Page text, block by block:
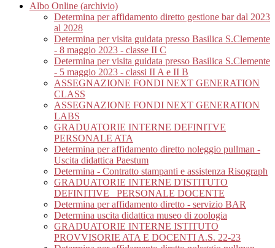
Albo Online (archivio)
Determina per affidamento diretto gestione bar dal 2023
al 2028
Determina per visita guidata presso Basilica S.Clemente
- 8 maggio 2023 - classe II C
Determina per visita guidata presso Basilica S.Clemente
- 5 maggio 2023 - classi II A e II B
ASSEGNAZIONE FONDI NEXT GENERATION
CLASS
ASSEGNAZIONE FONDI NEXT GENERATION
LABS
GRADUATORIE INTERNE DEFINITVE
PERSONALE ATA
Determina per affidamento diretto noleggio pullman -
Uscita didattica Paestum
Determina - Contratto stampanti e assistenza Risograph
GRADUATORIE INTERNE D'ISTITUTO
DEFINITIVE_ PERSONALE DOCENTE
Determina per affidamento diretto - servizio BAR
Determina uscita didattica museo di zoologia
GRADUATORIE INTERNE ISTITUTO
PROVVISORIE ATA E DOCENTI A.S. 22-23